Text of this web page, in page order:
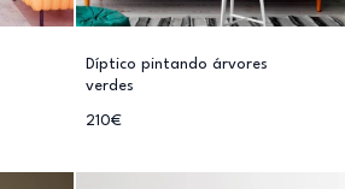
Díptico pintando árvores
verdes
210€